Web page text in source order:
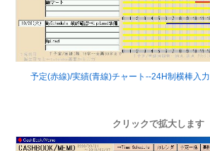
予定(赤線)/実績(青線)チャート--24H制横棒入力
クリックで拡大します